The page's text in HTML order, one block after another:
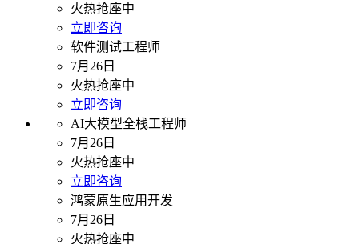
火热抢座中
立即咨询
软件测试工程师
7月26日
火热抢座中
立即咨询
AI大模型全栈工程师
7月26日
火热抢座中
立即咨询
鸿蒙原生应用开发
7月26日
火热抢座中